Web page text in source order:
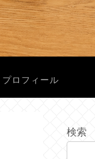
プロフィール
検索